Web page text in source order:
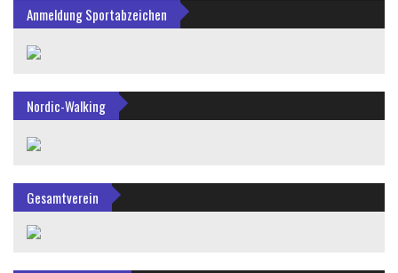
Anmeldung Sportabzeichen
Nordic-Walking
Gesamtverein